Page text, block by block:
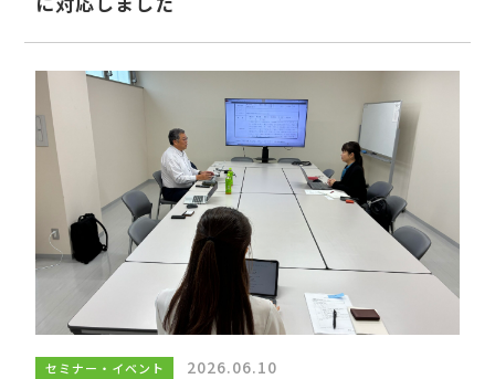
セミナー・イベント 2026.06.10